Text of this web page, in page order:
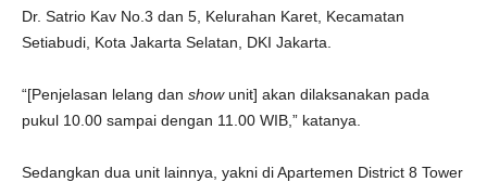
Dr. Satrio Kav No.3 dan 5, Kelurahan Karet, Kecamatan
Setiabudi, Kota Jakarta Selatan, DKI Jakarta.
“[Penjelasan lelang dan showunit] akan dilaksanakan pada
pukul 10.00 sampai dengan 11.00 WIB,” katanya.
Sedangkan dua unit lainnya, yakni di Apartemen District 8 Tower